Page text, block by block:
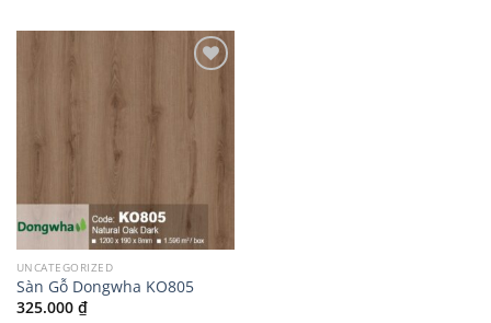
UNCATEGORIZED
Sàn Gỗ Dongwha KO805
325.000 ₫